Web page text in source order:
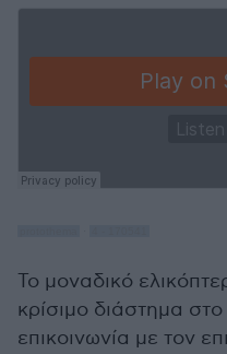
Το μοναδικό
κρίσιμο διάστημα
επικοινωνία με τον